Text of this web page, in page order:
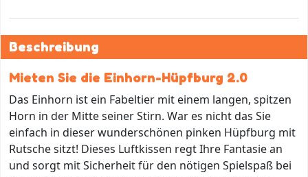
Beschreibung
Mieten Sie die Einhorn-Hüpfburg 2.0
Das Einhorn ist ein Fabeltier mit einem langen, spitzen
Horn in der Mitte seiner Stirn. War es nicht das Sie
einfach in dieser wunderschönen pinken Hüpfburg mit
Rutsche sitzt! Dieses Luftkissen regt Ihre Fantasie an
und sorgt mit Sicherheit für den nötigen Spielspaß bei